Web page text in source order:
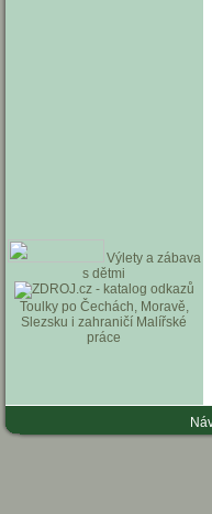
Výlety a zábava
s dětmi
Toulky po Čechách, Moravě,
Slezsku i zahraničí Malířské
práce